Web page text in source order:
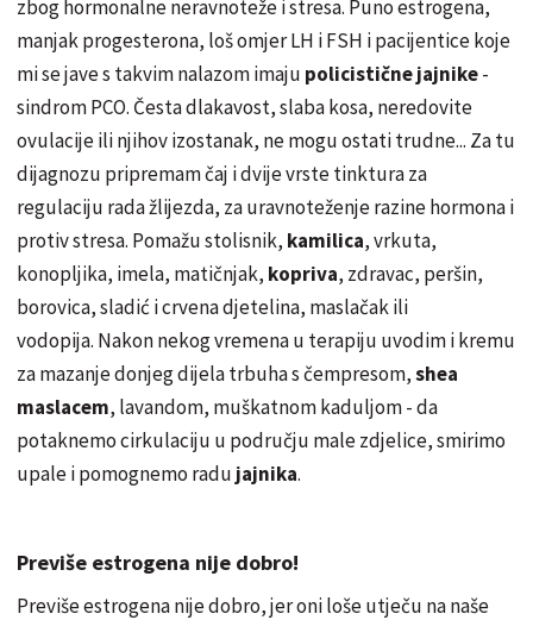
zbog hormonalneneravnotežei stresa. Puno estrogena,
manjak progesterona, loš omjer LH i FSH i pacijentice koje
mi se jave s takvim nalazom imaju policističnejajnike-
sindrom PCO. Česta dlakavost, slaba kosa, neredovite
ovulacije ili njihov izostanak, ne mogu ostati trudne... Za tu
dijagnozu pripremam čaj i dvije vrste tinktura za
regulaciju rada žlijezda, zauravnoteženjerazine hormona i
protiv stresa. Pomažustolisnik, kamilica, vrkuta,
konopljika, imela, matičnjak, kopriva, zdravac, peršin,
borovica,sladić i crvena djetelina, maslačakili
vodopija. Nakon nekog vremena u terapiju uvodim i kremu
za mazanje donjeg dijela trbuha s čempresom,shea
maslacem, lavandom, muškatnomkaduljom - da
potaknemo cirkulaciju u području male zdjelice, smirimo
upale i pomognemo radu jajnika.
Previše estrogena nije dobro!
Previše estrogena nije dobro, jer oni loše utječu nanaše